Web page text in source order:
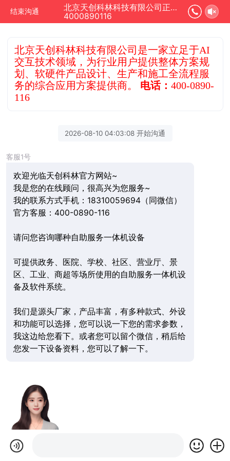
结束沟通
北京天创科林科技有限公司正在为您服务
4000890116
北京天创科林科技有限公司是一家立足于AI
交互技术领域，为行业用户提供整体方案规
划、软硬件产品设计、生产和施工全流程服
务的综合应用方案提供商。 电话：400-0890-
116
2026-08-10 04:03:08 开始沟通
客服1号
欢迎光临天创科林官方网站~
我是您的在线顾问，很高兴为您服务~
我的联系方式手机：18310059694（同微信）
官方客服：400-0890-116
请问您咨询哪种自助服务一体机设备
可提供政务、医院、学校、社区、营业厅、景
区、工业、商超等场所使用的自助服务一体机设
备及软件系统。
我们是源头厂家，产品丰富，有多种款式、外设
和功能可以选择，您可以说一下您的需求参数，
我这边给您看下。或者您可以留个微信，稍后给
您发一下设备资料，您可以了解一下。